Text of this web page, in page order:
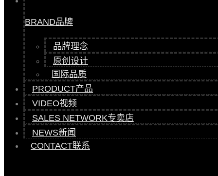
BRAND品牌
品牌理念
原创设计
国际品质
PRODUCT产品
VIDEO视频
SALES NETWORK专卖店
NEWS新闻
CONTACT联系